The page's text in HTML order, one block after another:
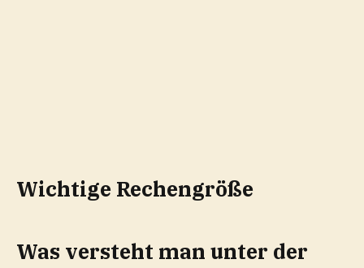
Wichtige Rechengröße
Was versteht man unter der